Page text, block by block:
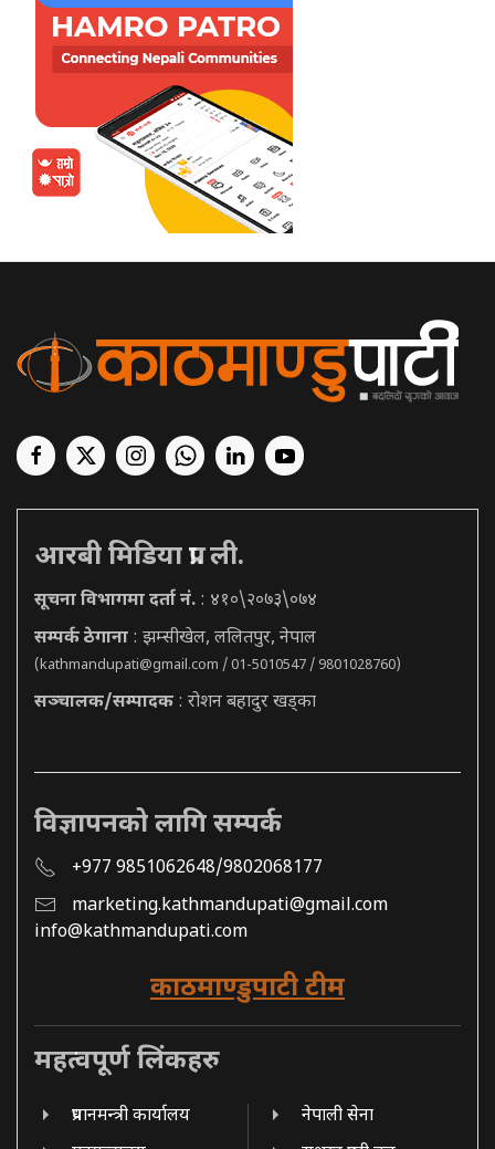
आरबी मिडिया प्रा. ली.
सूचना विभागमा दर्ता नं. : ४१०\२०७३\०७४
सम्पर्क ठेगाना : झम्सीखेल, ललितपुर, नेपाल
(kathmandupati@gmail.com / 01-5010547 / 9801028760)
सञ्चालक/सम्पादक : रोशन बहादुर खड्का
विज्ञापनको लागि सम्पर्क
+977 9851062648/9802068177
marketing.kathmandupati@gmail.com
info@kathmandupati.com
काठमाण्डुपाटी टीम
महत्वपूर्ण लिंकहरु
प्रधानमन्त्री कार्यालय
नेपाली सेना